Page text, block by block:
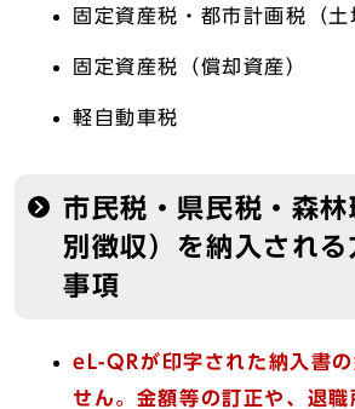
固定資産税・都市計画税（土
固定資産税（償却資産）
軽自動車税
市民税・県民税・森林
別徴収）を納入され
事項
eL-QRが印字された納入書
せん。金額等の訂正や、退